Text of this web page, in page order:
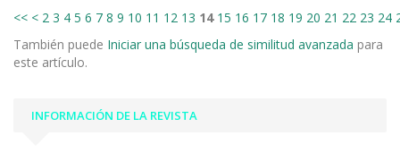
<< < 2 3 4 5 6 7 8 9 10 11 12 13 14 15 16 17 18 19 20 21 22 23 24
También puede Iniciar una búsqueda de similitud avanzada para
este artículo.
INFORMACIÓN DE LA REVISTA